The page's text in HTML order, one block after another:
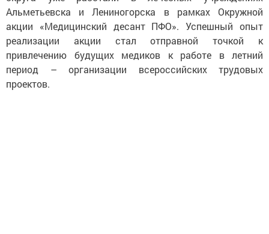
Альметьевска и Лениногорска в рамках Окружной
акции «Медицинский десант ПФО». Успешный опыт
реализации акции стал отправной точкой к
привлечению будущих медиков к работе в летний
период – организации всероссийских трудовых
проектов.